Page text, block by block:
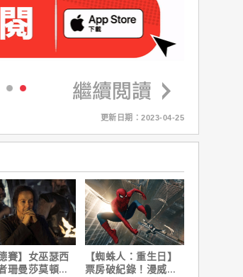
更新日期：2023-04-25
賽】女巫瑟西
珊曼莎莫頓曝
【蜘蛛人：重生日】
票房破紀錄！漫威總